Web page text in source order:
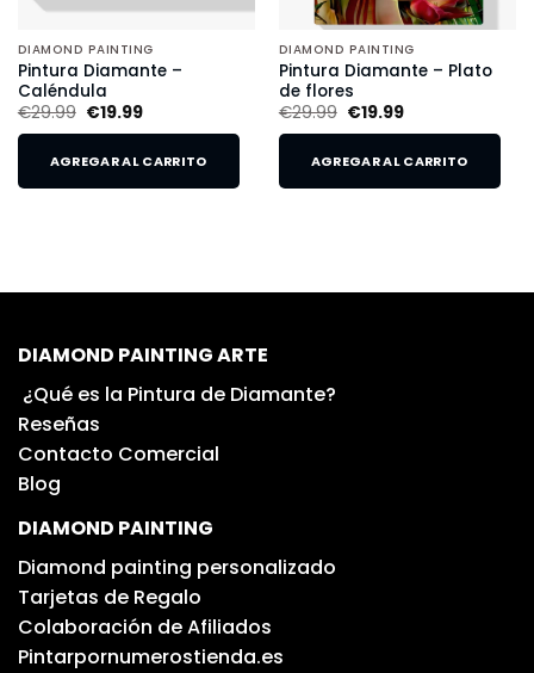
DIAMOND PAINTING
Pintura Diamante –
Caléndula
€29.99 €19.99
AGREGAR AL CARRITO
DIAMOND PAINTING
Pintura Diamante – Plato
de flores
€29.99 €19.99
AGREGAR AL CARRITO
DIAMOND PAINTING ARTE
¿Qué es la Pintura de Diamante?
Reseñas
Contacto Comercial
Blog
DIAMOND PAINTING
Diamond painting personalizado
Tarjetas de Regalo
Colaboración de Afiliados
Pintarpornumerostienda.es